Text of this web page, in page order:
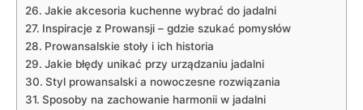
Jakie akcesoria kuchenne wybrać ‍do jadalni
Inspiracje z Prowansji‍ – gdzie‍ szukać pomysłów
Prowansalskie stoły i ‌ich historia
Jakie błędy unikać ‌przy urządzaniu jadalni
Styl ‍prowansalski a⁤ nowoczesne rozwiązania
Sposoby na zachowanie ⁢harmonii w jadalni